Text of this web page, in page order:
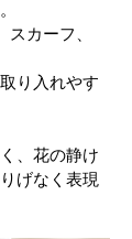
カーフ、
り入れやす
、花の静け
げなく表現